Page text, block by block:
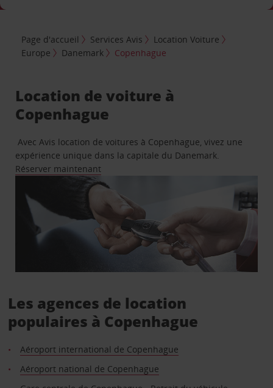
Page d'accueil Services Avis
Location Voiture
Europe
Danemark Copenhague
Location de voiture à
Copenhague
Avec Avis location de voitures à Copenhague, vivez une
expérience unique dans la capitale du Danemark.
Réserver maintenant
Les agences de location
populaires à Copenhague
Aéroport international de Copenhague
Aéroport national de Copenhague